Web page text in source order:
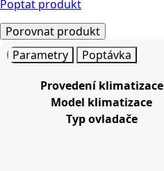
Poptat produkt
Porovnat produkt
Parametry
Poptávka
Provedení klimatizace
Model klimatizace
Typ ovladače